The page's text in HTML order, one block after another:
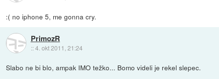
:( no iphone 5, me gonna cry.
PrimozR
::4. okt 2011, 21:24
Slabo ne bi blo, ampak IMO težko... Bomo videli je rekel slepec.